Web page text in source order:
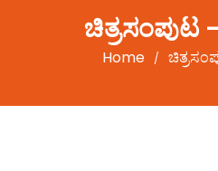
ಚಿತ್ರಸಂಪುಟ
Home /